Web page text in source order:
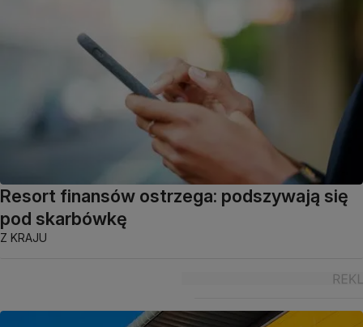
Resort finansów ostrzega: podszywają się
pod skarbówkę
Z KRAJU